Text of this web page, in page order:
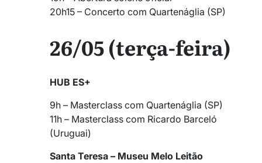
20h15 – Concerto com Quartenáglia (SP)
26/05 (terça-feira)
HUB ES+
9h – Masterclass com Quartenáglia (SP)
11h – Masterclass com Ricardo Barceló
(Uruguai)
Santa Teresa – Museu Melo Leitão